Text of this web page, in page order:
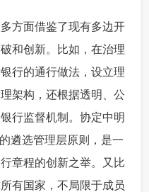
面借鉴了现有多边开
和创新。比如，在治理
行的通行做法，设立理
架构，还根据透明、公
行监督机制。协定中明
遴选管理层原则，是一
章程的创新之举。又比
有国家，不局限于成员